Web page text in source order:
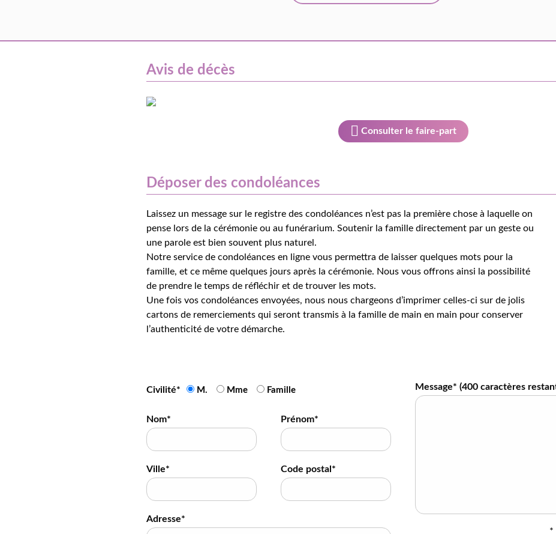
Avis de décès
Consulter le faire-part
Déposer des condoléances
Laissez un message sur le registre des condoléances n’est pas la première chose à laquelle on
pense lors de la cérémonie ou au funérarium. Soutenir la famille directement par un geste ou
une parole est bien souvent plus naturel.
Notre service de condoléances en ligne vous permettra de laisser quelques mots pour la
famille, et ce même quelques jours après la cérémonie. Nous vous offrons ainsi la possibilité
de prendre le temps de réfléchir et de trouver les mots.
Une fois vos condoléances envoyées, nous nous chargeons d’imprimer celles-ci sur de jolis
cartons de remerciements qui seront transmis à la famille de main en main pour conserver
l’authenticité de votre démarche.
Civilité* M. Mme Famille
Nom* Prénom*
Ville* Code postal*
Adresse*
Message* (400 caractères
*